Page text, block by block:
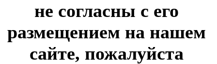
не согласны с его
размещением на нашем
сайте, пожалуйста